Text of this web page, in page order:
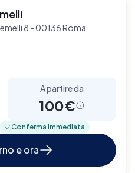
8 - 00136 Roma
A partire da
100€
Conferma immediata
e ora